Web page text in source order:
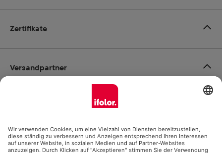
Zertifikate
Zahlungsmöglichkeiten
Social Media
Versandpartner